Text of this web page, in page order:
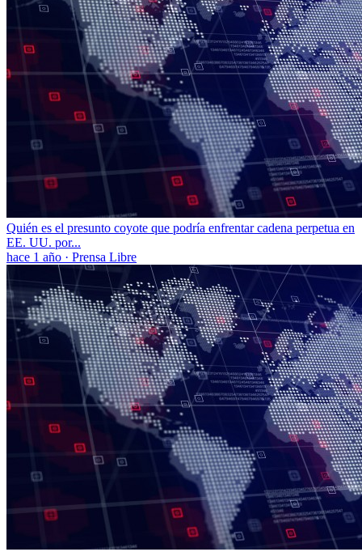
Quién es el presunto coyote que podría enfrentar cadena perpetua en
EE. UU. por...
hace 1 año · Prensa Libre